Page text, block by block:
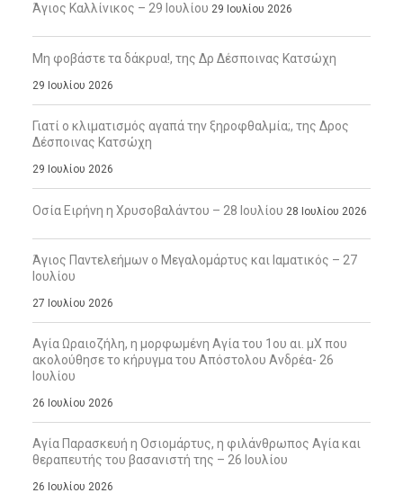
Άγιος Καλλίνικος – 29 Ιουλίου 29 Ιουλίου 2026
Μη φοβάστε τα δάκρυα!, της Δρ Δέσποινας Κατσώχη
29 Ιουλίου 2026
Γιατί ο κλιματισμός αγαπά την ξηροφθαλμία;, της Δρος
Δέσποινας Κατσώχη
29 Ιουλίου 2026
Οσία Ειρήνη η Χρυσοβαλάντου – 28 Ιουλίου 28 Ιουλίου 2026
Άγιος Παντελεήμων ο Μεγαλομάρτυς και Ιαματικός – 27
Ιουλίου
27 Ιουλίου 2026
Αγία Ωραιοζήλη, η μορφωμένη Αγία του 1ου αι. μΧ που
ακολούθησε το κήρυγμα του Απόστολου Ανδρέα- 26
Ιουλίου
26 Ιουλίου 2026
Αγία Παρασκευή η Οσιομάρτυς, η φιλάνθρωπος Αγία και
θεραπευτής του βασανιστή της – 26 Ιουλίου
26 Ιουλίου 2026